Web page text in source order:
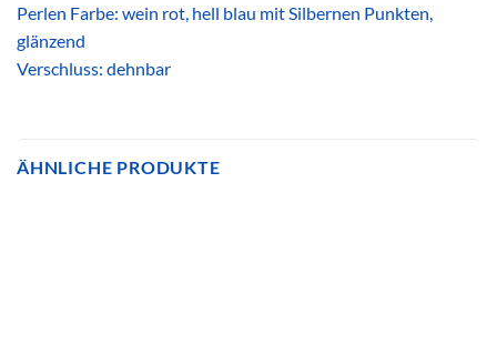
Perlen Farbe: wein rot, hell blau mit Silbernen Punkten,
glänzend
Verschluss: dehnbar
ÄHNLICHE PRODUKTE